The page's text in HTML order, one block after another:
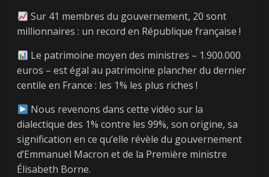
Sur 41 membres du gouvernement, 20 sont
millionnaires : un record en République française !
Le patrimoine moyen des ministres – 1.900.000
euros – est égal au patrimoine plancher du dernier
centile en France : les 1% les plus riches !
Nous revenons dans cette vidéo sur la
dialectique des 1% contre les 99%, son origine, sa
signification en ce qu’elle révèle du gouvernement
d’Emmanuel Macron et de la Première ministre
Élisabeth Borne.